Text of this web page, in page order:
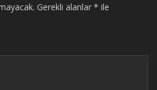
Gerekli alanlar * ile